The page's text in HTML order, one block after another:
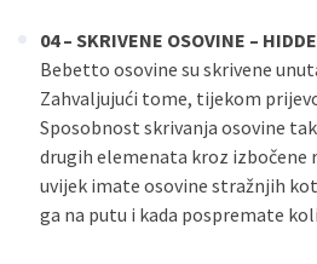
04 – SKRIVENE OSOVINE –
Bebetto osovine su skrivene
Zahvaljujući tome, tijekom
Sposobnost skrivanja osovine
drugih elemenata kroz izbočene
uvijek imate osovine stražnjih
ga na putu i kada pospremate